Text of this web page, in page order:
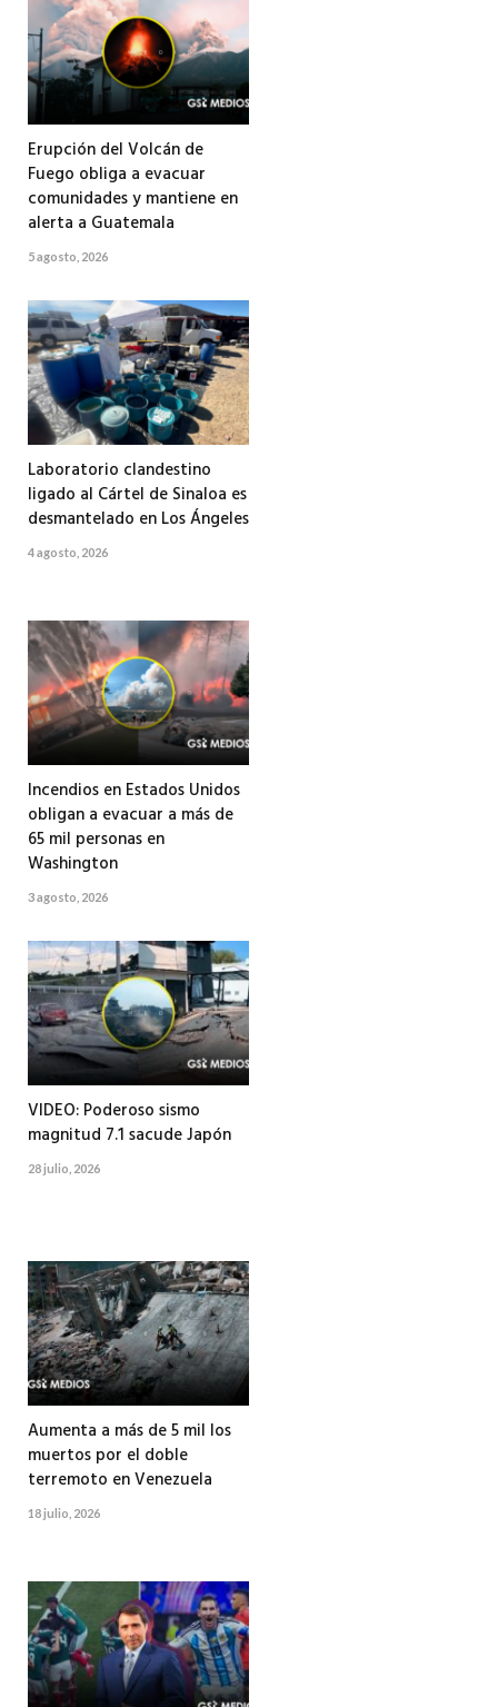
Erupción del Volcán de
Fuego obliga a evacuar
comunidades y mantiene en
alerta a Guatemala
5 agosto, 2026
Laboratorio clandestino
ligado al Cártel de Sinaloa es
desmantelado en Los Ángeles
4 agosto, 2026
Incendios en Estados Unidos
obligan a evacuar a más de
65 mil personas en
Washington
3 agosto, 2026
VIDEO: Poderoso sismo
magnitud 7.1 sacude Japón
28 julio, 2026
Aumenta a más de 5 mil los
muertos por el doble
terremoto en Venezuela
18 julio, 2026